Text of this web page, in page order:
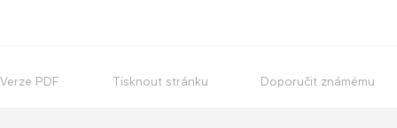
Verze PDF Tisknout stránku Doporučit známému